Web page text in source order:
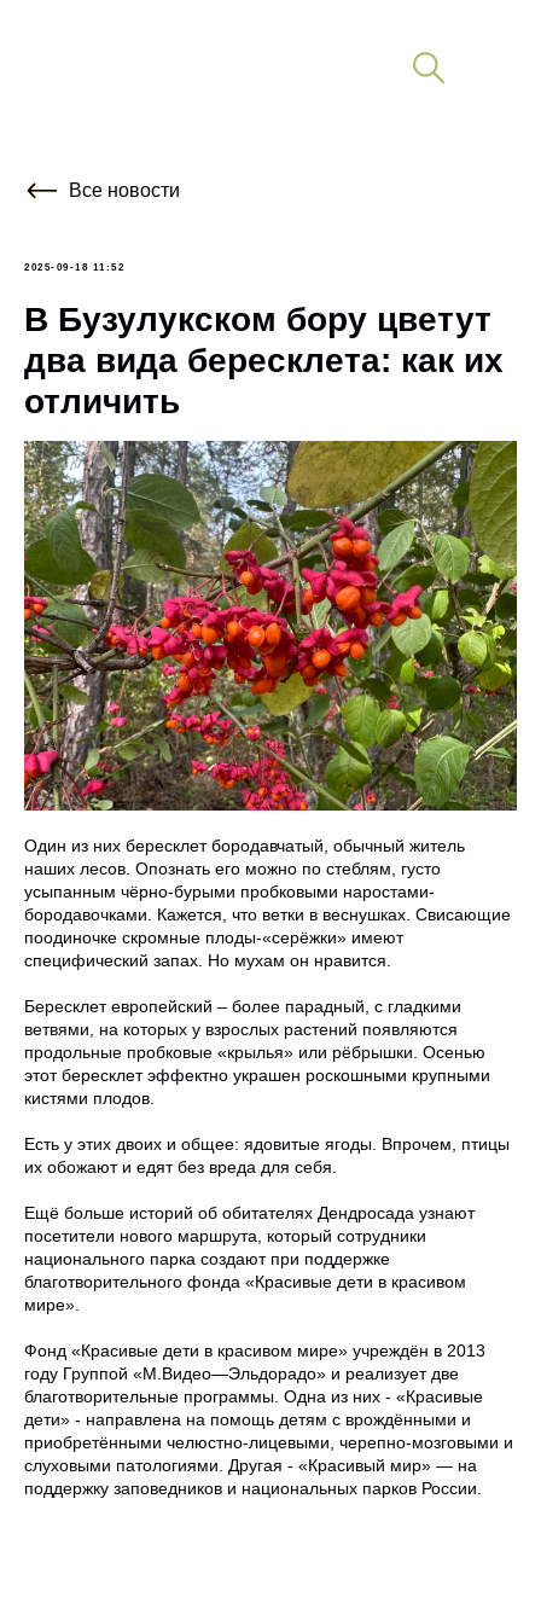
Все новости
2025-09-18 11:52
В Бузулукском бору цветут
два вида бересклета: как их
отличить
Один из них бересклет бородавчатый, обычный житель
наших лесов. Опознать его можно по стеблям, густо
усыпанным чёрно-бурыми пробковыми наростами-
бородавочками. Кажется, что ветки в веснушках. Свисающие
поодиночке скромные плоды-«серёжки» имеют
специфический запах. Но мухам он нравится.
Бересклет европейский – более парадный, с гладкими
ветвями, на которых у взрослых растений появляются
продольные пробковые «крылья» или рёбрышки. Осенью
этот бересклет эффектно украшен роскошными крупными
кистями плодов.
Есть у этих двоих и общее: ядовитые ягоды. Впрочем, птицы
их обожают и едят без вреда для себя.
Ещё больше историй об обитателях Дендросада узнают
посетители нового маршрута, который сотрудники
национального парка создают при поддержке
благотворительного фонда «Красивые дети в красивом
мире».
Фонд «Красивые дети в красивом мире» учреждён в 2013
году Группой «М.Видео—Эльдорадо» и реализует две
благотворительные программы. Одна из них - «Красивые
дети» - направлена на помощь детям с врождёнными и
приобретёнными челюстно-лицевыми, черепно-мозговыми и
слуховыми патологиями. Другая - «Красивый мир» — на
поддержку заповедников и национальных парков России.